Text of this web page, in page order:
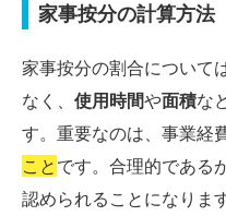
家事按分の計算方法
家事按分の割合について
なく、 使用時間や面積な
す。重要なのは、事業経
こと です。合理的である
認められることになります